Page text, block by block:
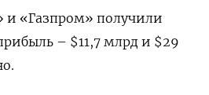
и «Газпром» получили
– $11,7 млрд и $29